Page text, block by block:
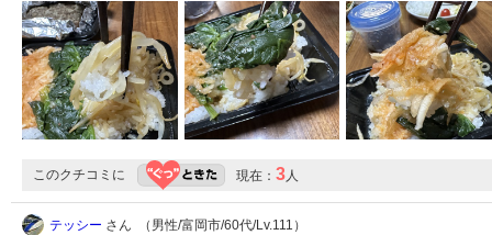
このクチコミに 現在： 3人
テッシー さん （男性/富岡市/60代/Lv.111）